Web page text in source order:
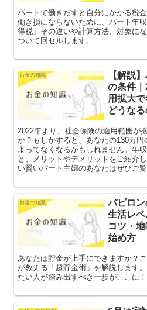
パートで働きだすと自分にかかる税
働き損にならないために、パート年
得税」その違いや計算方法、対象に
ついて回セルします。
お金の知識
【解説
の条件
用拡大
どうなる
2022年より、社会保険の適用範囲が
か？もしかすると、あなたの130万円
よってなくなるかもしれません。年
と、メリットやデメリットをご紹介
い賢いパート主婦のあなたはぜひご覧
お金の知識
バビロン
生活レ
コツ・
始め方
あなたは貯金が上手にできますか？
が教える「超貯金術」を解説します
たい人が踏み出すべき一歩がここに！